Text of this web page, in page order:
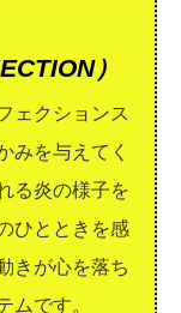
）
ェクションス
みを与えてく
る炎の様子を
ひとときを感
きが心を落ち
ムです。